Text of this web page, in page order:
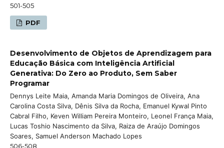
501-505
PDF
Desenvolvimento de Objetos de Aprendizagem para
Educação Básica com Inteligência Artificial
Generativa: Do Zero ao Produto, Sem Saber
Programar
Dennys Leite Maia, Amanda Maria Domingos de Oliveira, Ana
Carolina Costa Silva, Dênis Silva da Rocha, Emanuel Kywal Pinto
Cabral Filho, Keven William Pereira Monteiro, Leonel França Maia,
Lucas Toshio Nascimento da Silva, Raiza de Araújo Domingos
Soares, Samuel Anderson Machado Lopes
506-508